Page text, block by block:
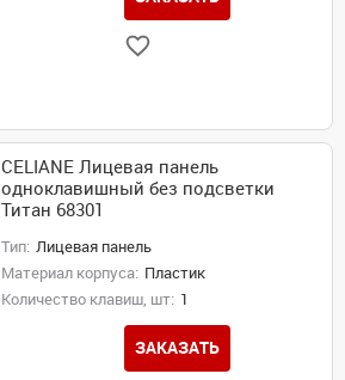
CELIANE Лицевая панель
одноклавишный без подсветки
Титан 68301
Тип: Лицевая панель
Материал корпуса: Пластик
Количество клавиш, шт: 1
ЗАКАЗАТЬ